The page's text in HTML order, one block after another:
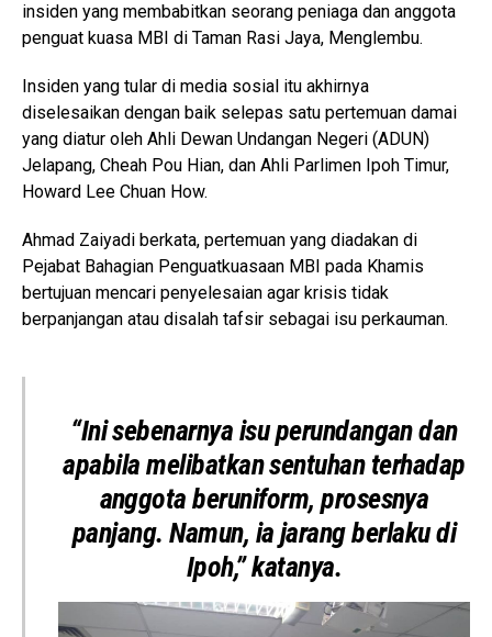
insiden yang membabitkan seorang peniaga dan anggota
penguat kuasa MBI di Taman Rasi Jaya, Menglembu.
Insiden yang tular di media sosial itu akhirnya
diselesaikan dengan baik selepas satu pertemuan damai
yang diatur oleh Ahli Dewan Undangan Negeri (ADUN)
Jelapang, Cheah Pou Hian, dan Ahli Parlimen Ipoh Timur,
Howard Lee Chuan How.
Ahmad Zaiyadi berkata, pertemuan yang diadakan di
Pejabat Bahagian Penguatkuasaan MBI pada Khamis
bertujuan mencari penyelesaian agar krisis tidak
berpanjangan atau disalah tafsir sebagai isu perkauman.
“Ini sebenarnya isu perundangan dan
apabila melibatkan sentuhan terhadap
anggota beruniform, prosesnya
panjang. Namun, ia jarang berlaku di
Ipoh,” katanya.